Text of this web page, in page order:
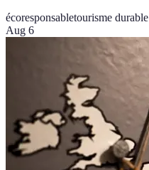
écoresponsabletourisme durable
Aug 6